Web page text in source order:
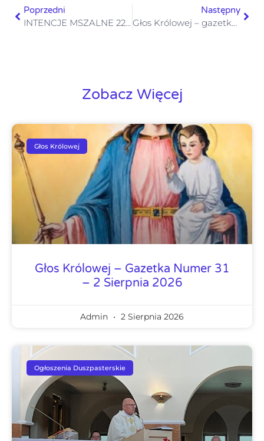
Poprzedni
INTENCJE MSZALNE 22 – 28.09. 2025
Następny
Głos Królowej – gazetka numer 37 – 21 września 2025
Zobacz Więcej
Głos Królowej
Głos Królowej – Gazetka Numer 31
– 2 Sierpnia 2026
Admin 2 Sierpnia 2026
Ogłoszenia Duszpasterskie